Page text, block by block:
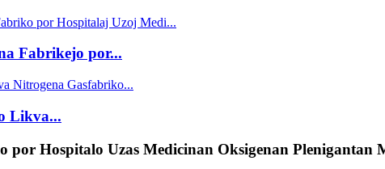
Fabrikejo por...
Likva...
por Hospitalo Uzas Medicinan Oksigenan Plenigantan